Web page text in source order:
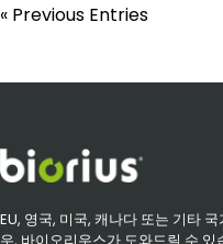
« Previous Entries
EU, 영국, 미국, 캐나다 또는 기타